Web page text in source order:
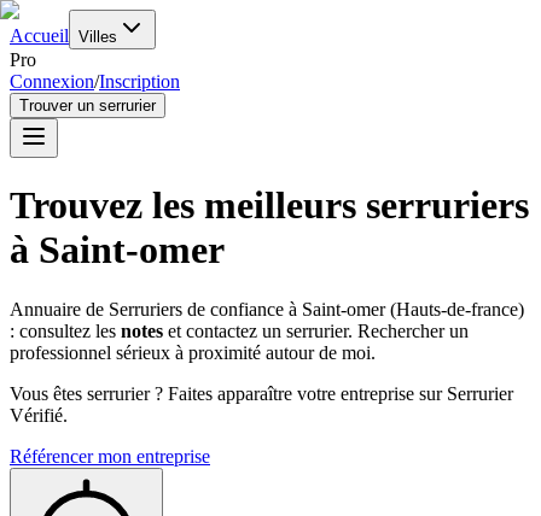
Accueil Villes
Pro
Connexion/Inscription
Trouver un serrurier
Trouvez les meilleurs serruriers
à Saint-omer
Annuaire de Serruriers de confiance à Saint-omer(Hauts-de-france)
: consultez les notes et contactez un serrurier. Rechercher un
professionnel sérieux à proximité autour de moi.
Vous êtes serrurier ? Faites apparaître votre entreprise sur Serrurier
Vérifié.
Référencer mon entreprise